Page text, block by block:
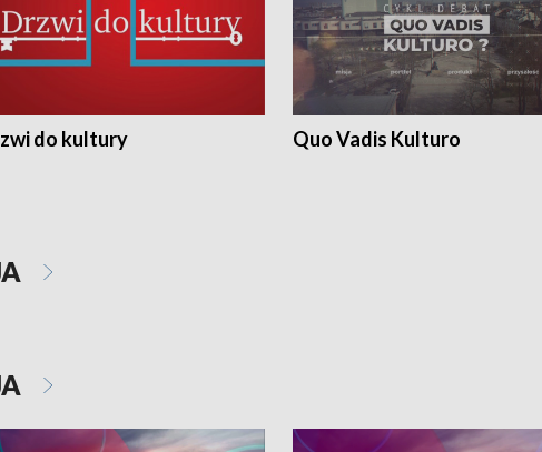
do kultury Quo Vadis Kulturo